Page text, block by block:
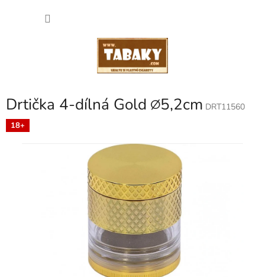
Drtička 4-dílná Gold ∅5,2cm DRT11560
18+